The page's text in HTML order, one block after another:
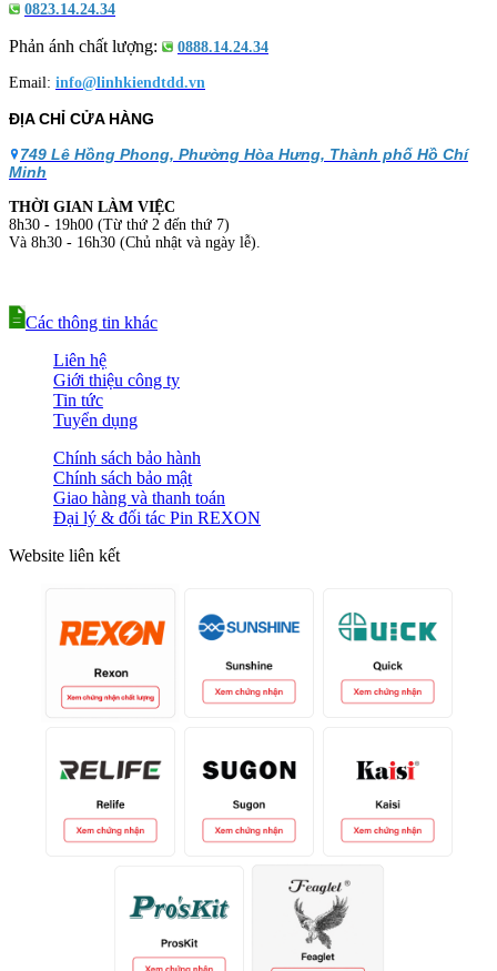
0823.14.24.34
Phản ánh chất lượng: 0888.14.24.34
Email: info@linhkiendtdd.vn
ĐỊA CHỈ CỬA HÀNG
749 Lê Hồng Phong, Phường Hòa Hưng, Thành phố Hồ Chí
Minh
THỜI GIAN LÀM VIỆC
8h30 - 19h00 (Từ thứ 2 đến thứ 7)
Và 8h30 - 16h30 (Chủ nhật và ngày lễ).
Các thông tin khác
Liên hệ
Giới thiệu công ty
Tin tức
Tuyển dụng
Chính sách bảo hành
Chính sách bảo mật
Giao hàng và thanh toán
Đại lý & đối tác Pin REXON
Website liên kết